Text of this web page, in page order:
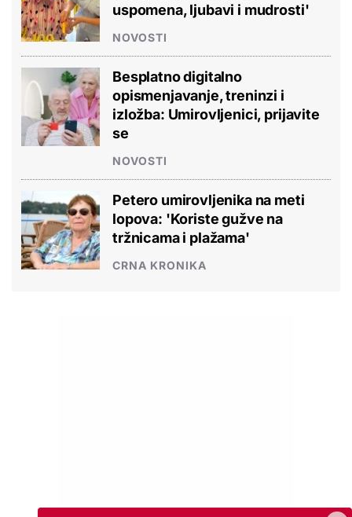
uspomena, ljubavi i mudrosti'
NOVOSTI
Besplatno digitalno
opismenjavanje, treninzi i
izložba: Umirovljenici, prijavite
se
NOVOSTI
Petero umirovljenika na meti
lopova: 'Koriste gužve na
tržnicama i plažama'
CRNA KRONIKA